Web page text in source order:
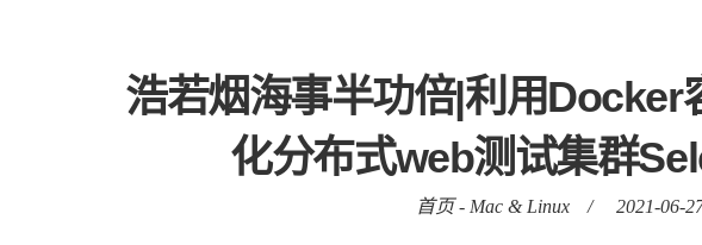
浩若烟海事半功倍|利用Docker
化分布式web测试集群
首页- Mac & Linux / 2021-06-